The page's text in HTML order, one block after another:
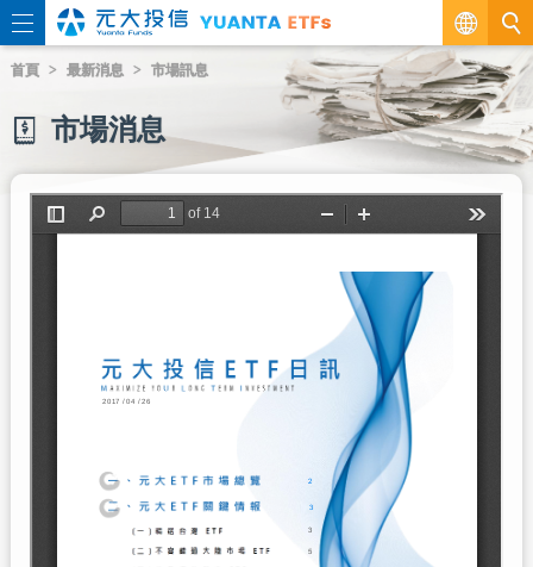
繁
EN
首頁 最新消息 市場訊息
市場消息